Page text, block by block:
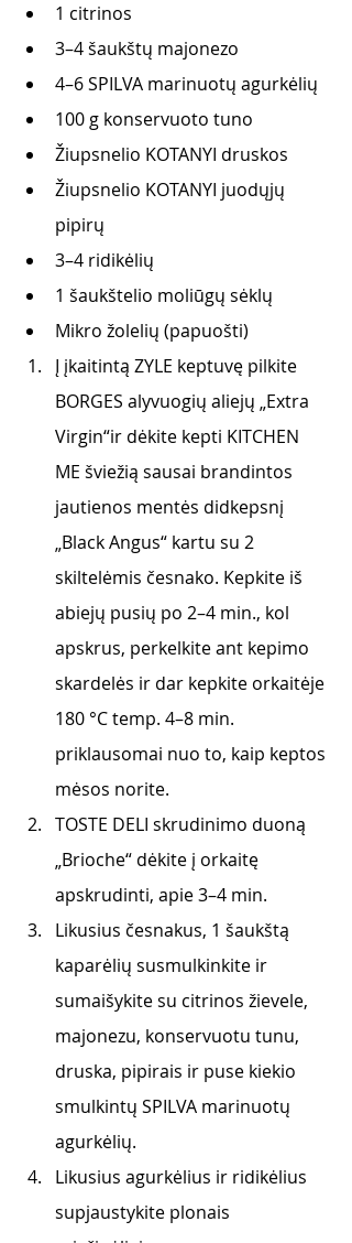
1 citrinos
3–4 šaukštų majonezo
4–6 SPILVA marinuotų agurkėlių
100 g konservuoto tuno
Žiupsnelio KOTANYI druskos
Žiupsnelio KOTANYI juodųjų
pipirų
3–4 ridikėlių
1 šaukštelio moliūgų sėklų
Mikro žolelių (papuošti)
Į įkaitintą ZYLE keptuvę pilkite
BORGES alyvuogių aliejų „Extra
Virgin“ir dėkite kepti KITCHEN
ME šviežią sausai brandintos
jautienos mentės didkepsnį
„Black Angus“ kartu su 2
skiltelėmis česnako. Kepkite iš
abiejų pusių po 2–4 min., kol
apskrus, perkelkite ant kepimo
skardelės ir dar kepkite orkaitėje
180 °C temp. 4–8 min.
priklausomai nuo to, kaip keptos
mėsos norite.
TOSTE DELI skrudinimo duoną
„Brioche“ dėkite į orkaitę
apskrudinti, apie 3–4 min.
Likusius česnakus, 1 šaukštą
kaparėlių susmulkinkite ir
sumaišykite su citrinos žievele,
majonezu, konservuotu tunu,
druska, pipirais ir puse kiekio
smulkintų SPILVA marinuotų
agurkėlių.
Likusius agurkėlius ir ridikėlius
supjaustykite plonais